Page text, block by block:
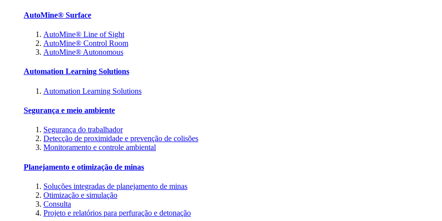
AutoMine® Surface
AutoMine® Line of Sight
AutoMine® Control Room
AutoMine® Autonomous
Automation Learning Solutions
Automation Learning Solutions
Segurança e meio ambiente
Segurança do trabalhador
Detecção de proximidade e prevenção de colisões
Monitoramento e controle ambiental
Planejamento e otimização de minas
Soluções integradas de planejamento de minas
Otimização e simulação
Consulta
Projeto e relatórios para perfuração e detonação